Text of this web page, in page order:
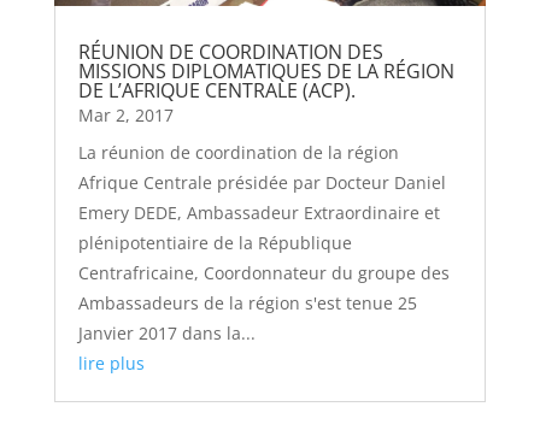
RÉUNION DE COORDINATION DES
MISSIONS DIPLOMATIQUES DE LA RÉGION
DE L’AFRIQUE CENTRALE (ACP).
Mar 2, 2017
La réunion de coordination de la région
Afrique Centrale présidée par Docteur Daniel
Emery DEDE, Ambassadeur Extraordinaire et
plénipotentiaire de la République
Centrafricaine, Coordonnateur du groupe des
Ambassadeurs de la région s'est tenue 25
Janvier 2017 dans la...
lire plus